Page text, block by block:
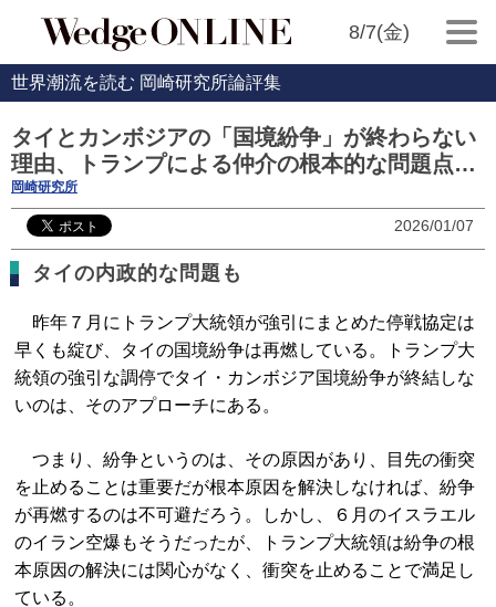
8/7(金)
世界潮流を読む 岡崎研究所論評集
タイとカンボジアの「国境紛争」が終わらない
理由、トランプによる仲介の根本的な問題点…
岡崎研究所
2026/01/07
タイの内政的な問題も
昨年７月にトランプ大統領が強引にまとめた停戦協定は
早くも綻び、タイの国境紛争は再燃している。トランプ大
統領の強引な調停でタイ・カンボジア国境紛争が終結しな
いのは、そのアプローチにある。
つまり、紛争というのは、その原因があり、目先の衝突
を止めることは重要だが根本原因を解決しなければ、紛争
が再燃するのは不可避だろう。しかし、６月のイスラエル
のイラン空爆もそうだったが、トランプ大統領は紛争の根
本原因の解決には関心がなく、衝突を止めることで満足し
ている。